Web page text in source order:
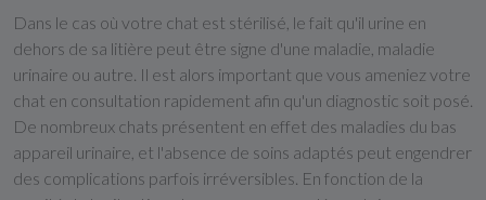
Dans le cas où votre chat est stérilisé, le fait qu'il urine en
dehors de sa litière peut être signe d'une maladie, maladie
urinaire ou autre. Il est alors important que vous ameniez votre
chat en consultation rapidement afin qu'un diagnostic soit posé.
De nombreux chats présentent en effet des maladies du bas
appareil urinaire, et l'absence de soins adaptés peut engendrer
des complications parfois irréversibles. En fonction de la